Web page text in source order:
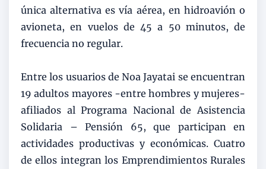
única alternativa es vía aérea, en hidroavión o
avioneta, en vuelos de 45 a 50 minutos, de
frecuencia no regular.
Entre los usuarios de Noa Jayatai se encuentran
19 adultos mayores -entre hombres y mujeres-
afiliados al Programa Nacional de Asistencia
Solidaria – Pensión 65, que participan en
actividades productivas y económicas. Cuatro
de ellos integran los Emprendimientos Rurales